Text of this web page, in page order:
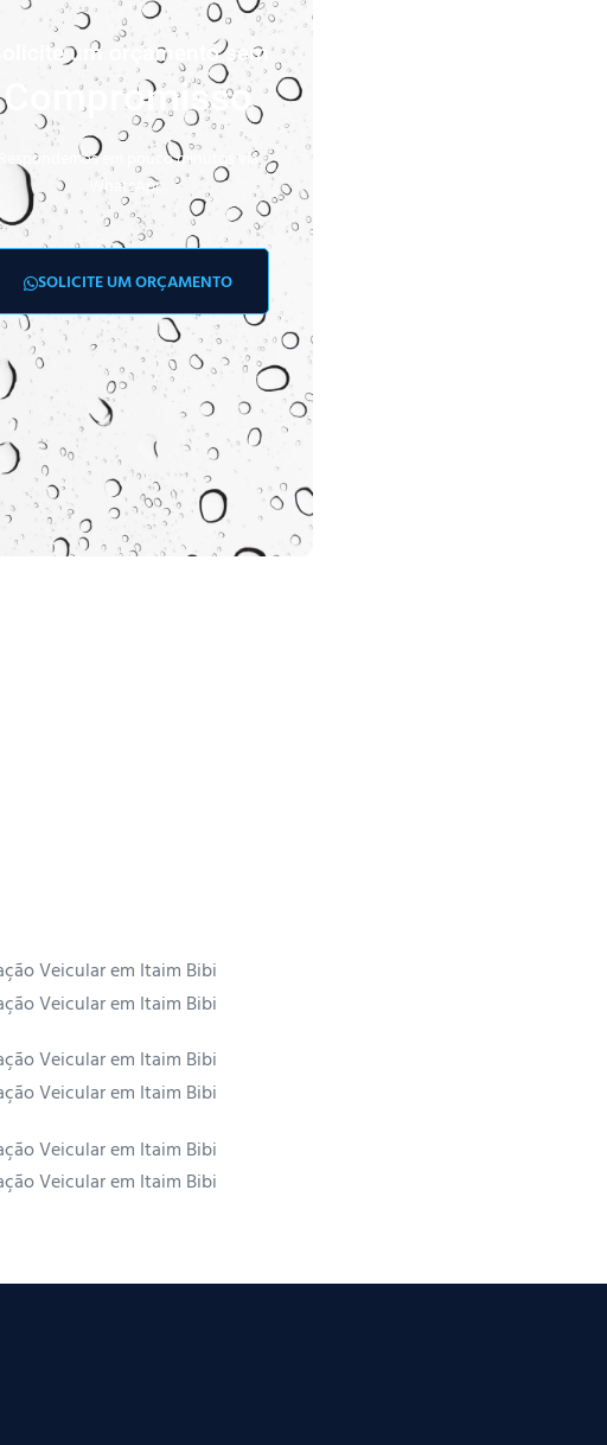
Solicite um orçamento sem
Compromisso
Respondemos em pouco minutos via
WhatsApp.
SOLICITE UM ORÇAMENTO